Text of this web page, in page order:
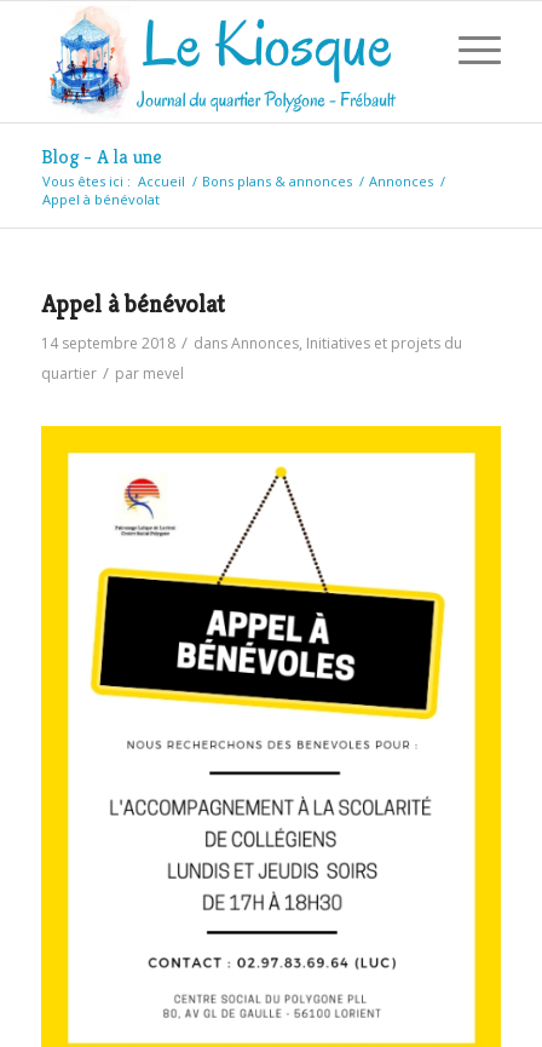
Blog - A la une
Vous êtes ici : Accueil / Bons plans & annonces / Annonces /
Appel à bénévolat
Appel à bénévolat
14 septembre 2018 / dansAnnonces, Initiatives et projets du
quartier / par mevel